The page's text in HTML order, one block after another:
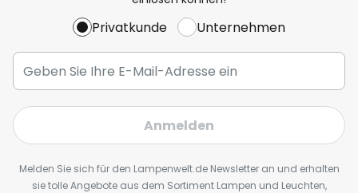
Privatkunde Unternehmen
Anmelden
Melden Sie sich für den Lampenwelt.de Newsletter an und erhalten
sie tolle Angebote aus dem Sortiment Lampen und Leuchten,